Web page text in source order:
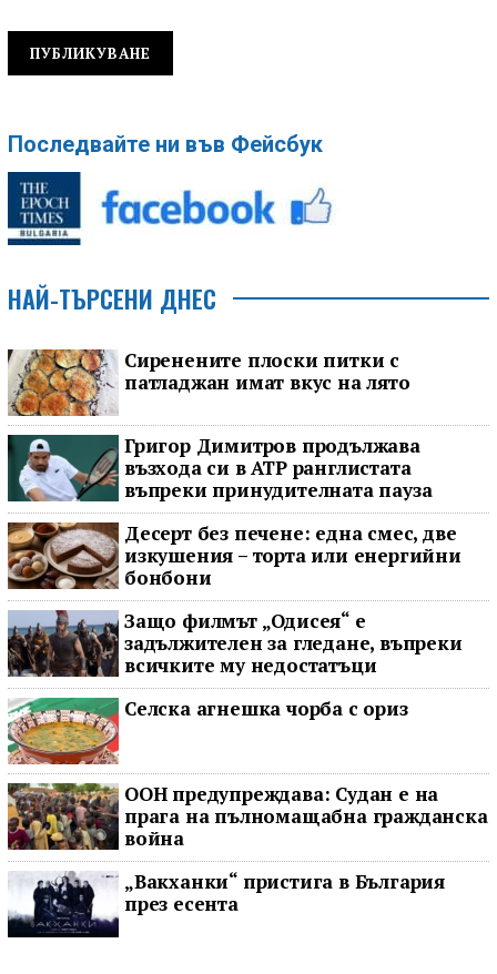
Последвайте ни във Фейсбук
НАЙ-ТЪРСЕНИ ДНЕС
Сиренените плоски питки с
патладжан имат вкус на лято
Григор Димитров продължава
възхода си в ATP ранглистата
въпреки принудителната пауза
Десерт без печене: една смес, две
изкушения – торта или енергийни
бонбони
Защо филмът „Одисея“ е
задължителен за гледане, въпреки
всичките му недостатъци
Селска агнешка чорба с ориз
ООН предупреждава: Судан е на
прага на пълномащабна гражданска
война
„Вакханки“ пристига в България
през есента